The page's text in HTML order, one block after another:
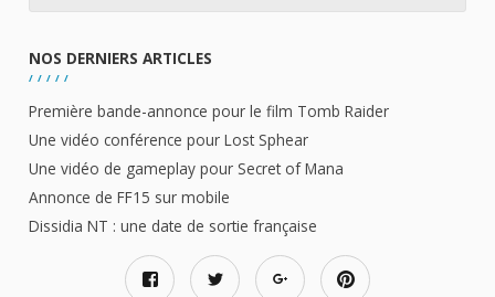
NOS DERNIERS ARTICLES
Première bande-annonce pour le film Tomb Raider
Une vidéo conférence pour Lost Sphear
Une vidéo de gameplay pour Secret of Mana
Annonce de FF15 sur mobile
Dissidia NT : une date de sortie française